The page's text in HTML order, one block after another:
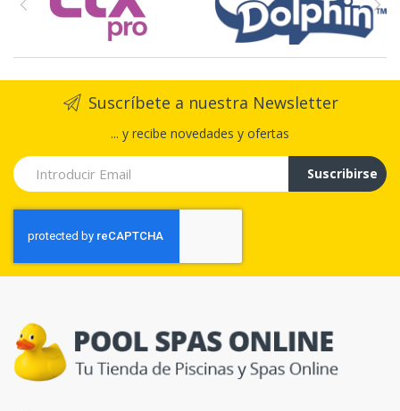
Suscríbete a nuestra Newsletter
... y recibe novedades y ofertas
Suscribirse